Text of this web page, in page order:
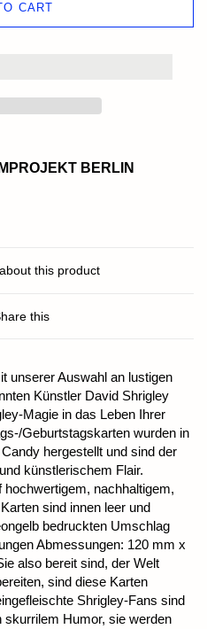
CART
BERLIN
this product
this
unserer Auswahl an lustigen
Künstler David Shrigley
Magie in das Leben Ihrer
Geburtstagskarten wurden in
hergestellt und sind der
künstlerischem Flair.
nachhaltigem,
sind innen leer und
bedruckten Umschlag
Abmessungen: 120 mm x
also bereit sind, der Welt
sind diese Karten
Shrigley-Fans sind
skurrilem Humor, sie werden